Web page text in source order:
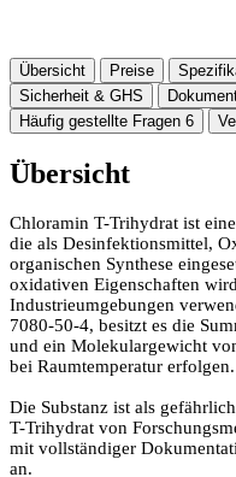
Übersicht Preise
Sicherheit & GHS
Häufig gestellte Fragen 6
Übersicht
Chloramin T-Trihydrat ist
die als Desinfektionsmittel,
organischen Synthese
oxidativen Eigenschaften
Industrieumgebungen
7080-50-4, besitzt es die
und ein Molekulargewicht
bei Raumtemperatur erfolgen.
Die Substanz ist als
T-Trihydrat von
mit vollständiger
an.